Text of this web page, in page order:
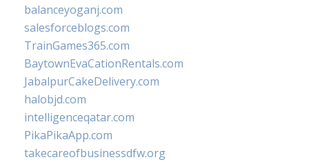
balanceyoganj.com
salesforceblogs.com
TrainGames365.com
BaytownEvaCationRentals.com
JabalpurCakeDelivery.com
halobjd.com
intelligenceqatar.com
PikaPikaApp.com
takecareofbusinessdfw.org